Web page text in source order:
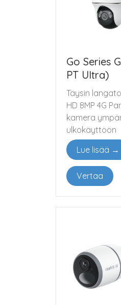
Go Series
PT Ultra)
Täysin
HD 8MP 4G
kamera
ulkokäyttöön
Lue lisää →
Vertaa